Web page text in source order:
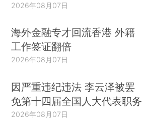
2026年08月07日
海外金融专才回流香港 外籍
工作签证翻倍
2026年08月07日
因严重违纪违法 李云泽被罢
免第十四届全国人大代表职务
2026年08月07日